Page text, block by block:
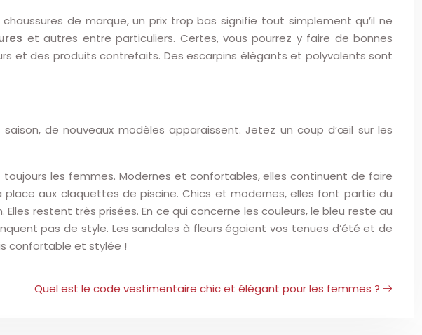
de marque, un prix trop bas signifie tout simplement qu’il ne
et autres entre particuliers. Certes, vous pourrez y faire de bonnes
et des produits contrefaits. Des escarpins élégants et polyvalents sont
de nouveaux modèles apparaissent. Jetez un coup d’œil sur les
les femmes. Modernes et confortables, elles continuent de faire
aux claquettes de piscine. Chics et modernes, elles font partie du
restent très prisées. En ce qui concerne les couleurs, le bleu reste au
pas de style. Les sandales à fleurs égaient vos tenues d’été et de
confortable et stylée !
Quel est le code vestimentaire chic et élégant pour les femmes ?